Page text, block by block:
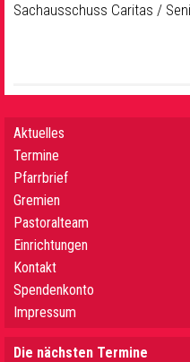
Sachausschuss Caritas /
Aktuelles
Termine
Pfarrbrief
Gremien
Pastoralteam
Einrichtungen
Kontakt
Spendenkonto
Impressum
Die nächsten Termine